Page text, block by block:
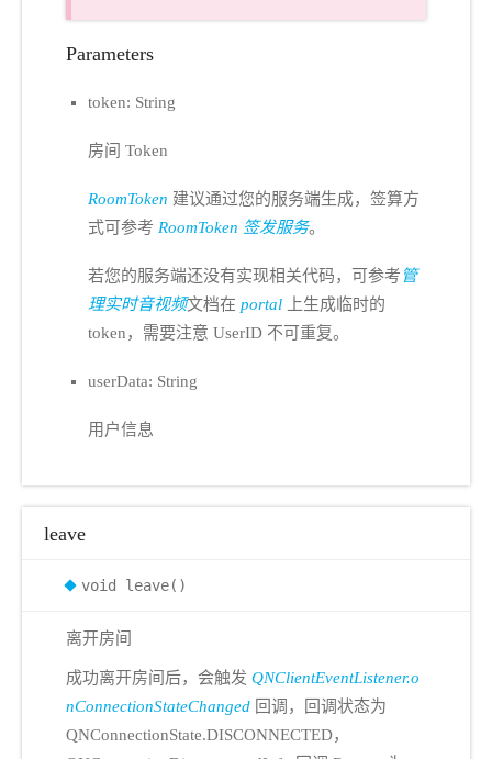
Parameters
token: String
房间 Token
RoomToken 建议通过您的服务端生成，签算方
式可参考 RoomToken 签发服务。
若您的服务端还没有实现相关代码，可参考 管
理实时音视频文档在 portal 上生成临时的
token，需要注意 UserID 不可重复。
userData: String
用户信息
leave
void leave()
离开房间
成功离开房间后，会触发 QNClientEventListener.o
nConnectionStateChanged 回调，回调状态为
QNConnectionState.DISCONNECTED，